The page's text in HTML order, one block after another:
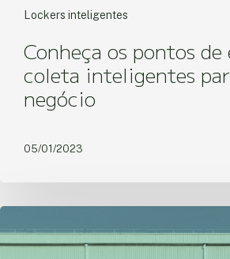
Lockers inteligentes
Conheça os pontos de
coleta inteligentes
negócio
05/01/2023